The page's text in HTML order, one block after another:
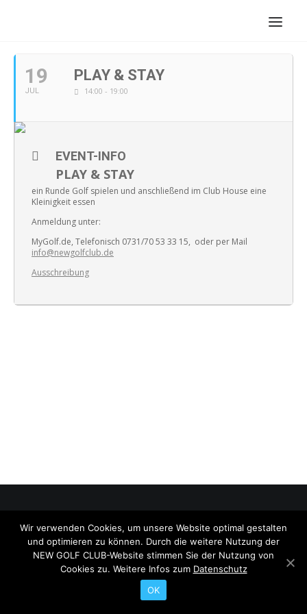
Search
19
JUL
PLAY & STAY
14:00 - 19:00
EVENT-INFO
PLAY & STAY
ein Runde Golf spielen und anschließend im Club House eine
Kleinigkeit essen
Anmeldung unter:
MyGolf.de, Telefonisch 0731/70 53 33 15, oder per Mail
info@newgolfclub.de
Ausschreibung
© 2026 NEW GOLF CLUB. All rights reserved
Wir verwenden Cookies, um unsere Website optimal gestalten
und optimieren zu können. Durch die weitere Nutzung der
NEW GOLF CLUB-Website stimmen Sie der Nutzung von
Cookies zu. Weitere Infos zum Datenschutz
OK